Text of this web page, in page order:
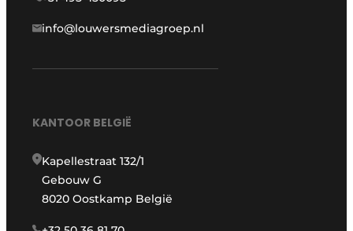
info@louwersmediagroep.nl
KANTOOR BELGIË
Kapellestraat 132/1
Gebouw G
8020 Oostkamp België